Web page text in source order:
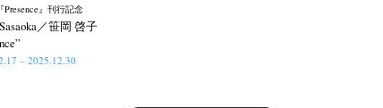
Presence』刊行記念
／笹岡 啓子
– 2025.12.30